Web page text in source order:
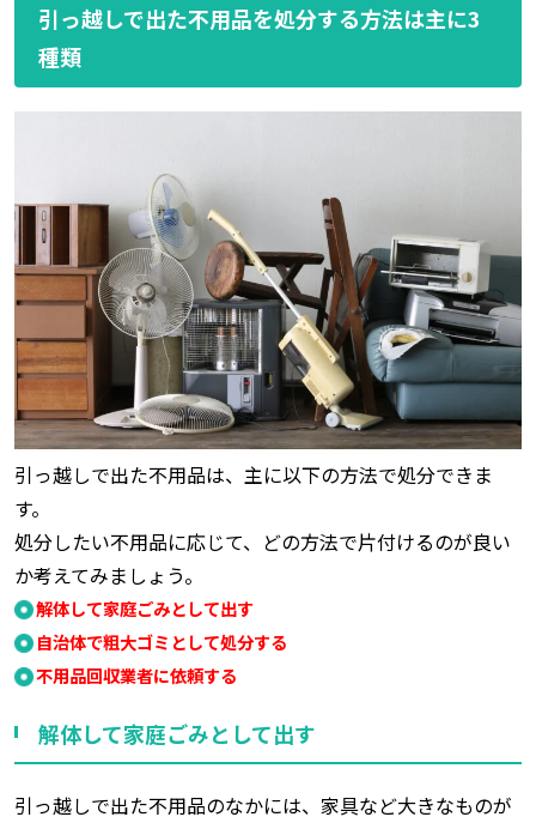
引っ越しで出た不用品を処分する方法は主に3
種類
引っ越しで出た不用品は、主に以下の方法で処分できま
す。
処分したい不用品に応じて、どの方法で片付けるのが良い
か考えてみましょう。
解体して家庭ごみとして出す
自治体で粗大ゴミとして処分する
不用品回収業者に依頼する
解体して家庭ごみとして出す
引っ越しで出た不用品のなかには、家具など大きなものが